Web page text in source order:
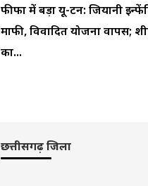
फीफा में बड़ा यू-टर्न: जियानी
माफी, विवादित योजना वापस;
का...
छत्तीसगढ़ जिला